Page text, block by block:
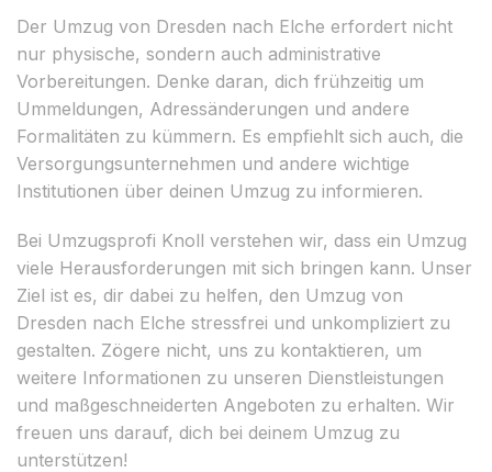
Der Umzug von Dresden nach Elche erfordert nicht
nur physische, sondern auch administrative
Vorbereitungen. Denke daran, dich frühzeitig um
Ummeldungen, Adressänderungen und andere
Formalitäten zu kümmern. Es empfiehlt sich auch, die
Versorgungsunternehmen und andere wichtige
Institutionen über deinen Umzug zu informieren.
Bei Umzugsprofi Knoll verstehen wir, dass ein Umzug
viele Herausforderungen mit sich bringen kann. Unser
Ziel ist es, dir dabei zu helfen, den Umzug von
Dresden nach Elche stressfrei und unkompliziert zu
gestalten. Zögere nicht, uns zu kontaktieren, um
weitere Informationen zu unseren Dienstleistungen
und maßgeschneiderten Angeboten zu erhalten. Wir
freuen uns darauf, dich bei deinem Umzug zu
unterstützen!